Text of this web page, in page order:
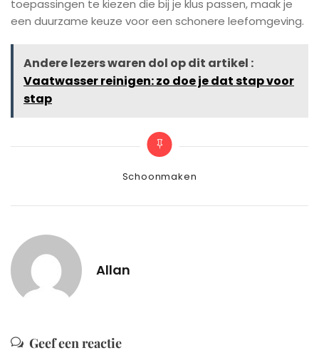
toepassingen te kiezen die bij je klus passen, maak je
een duurzame keuze voor een schonere leefomgeving.
Andere lezers waren dol op dit artikel :
Vaatwasser reinigen: zo doe je dat stap voor
stap
Categories
Schoonmaken
Allan
Geef een reactie